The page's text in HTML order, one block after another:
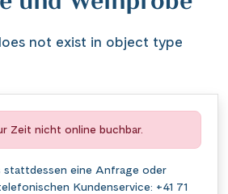
not exist in object type
Zeit nicht online buchbar.
stattdessen eine Anfrage oder
Kundenservice: +41 71